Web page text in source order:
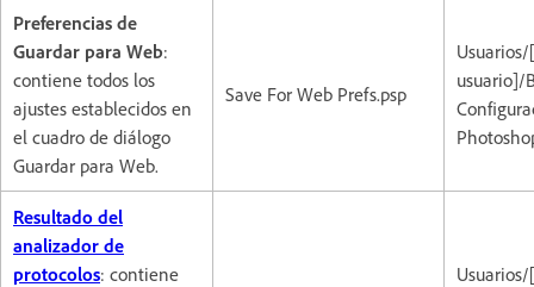
Preferencias de
Guardar para Web:
contiene todos los
ajustes establecidos en
el cuadro de diálogo
Guardar para Web.
Save For Web Prefs.psp
usuario]/
Resultado del
analizador de
protocolos: contiene